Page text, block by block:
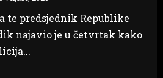
te predsjednik Republike
najavio je u četvrtak kako